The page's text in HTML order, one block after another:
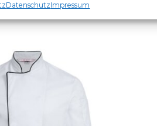
DatenschutzImpressum